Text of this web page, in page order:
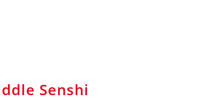
Senshi